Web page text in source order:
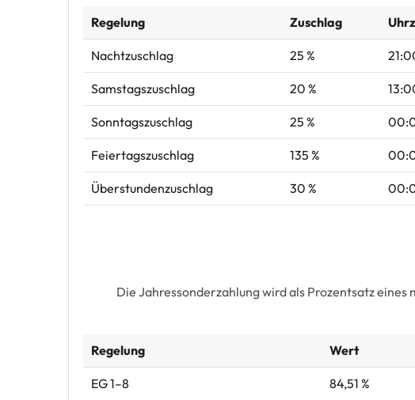
Regelung Zuschlag
Nachtzuschlag 25 %
Samstagszuschlag 20 %
Sonntagszuschlag 25 %
Feiertagszuschlag 135 %
Überstundenzuschlag 30 %
Die Jahressonderzahlung wird als Prozentsatz
Regelung Wert
EG 1–8 84,51 %